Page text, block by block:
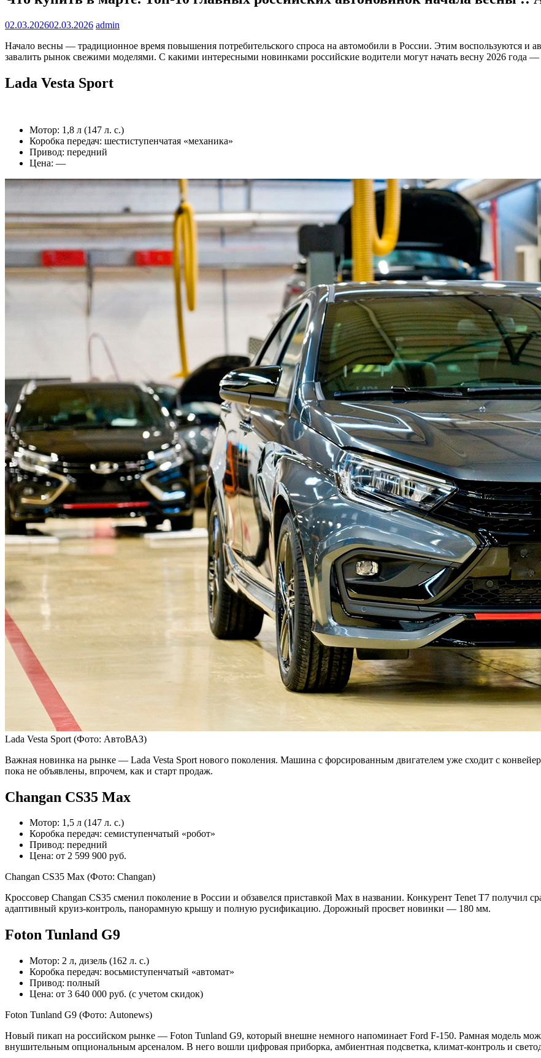
02.03.202602.03.2026 admin
Начало весны — традиционное время повышения потребительского спроса на автомобили в России. Этим воспользуются и
завалить рынок свежими моделями. С какими интересными новинками российские водители могут начать весну 2026 года —
Lada Vesta Sport
Мотор: 1,8 л (147 л. с.)
Коробка передач: шестиступенчатая «механика»
Привод: передний
Цена: —
Lada Vesta Sport (Фото: АвтоВАЗ)
Важная новинка на рынке — Lada Vesta Sport нового поколения. Машина с форсированным двигателем уже сходит с
пока не объявлены, впрочем, как и старт продаж.
Changan CS35 Max
Мотор: 1,5 л (147 л. с.)
Коробка передач: семиступенчатый «робот»
Привод: передний
Цена: от 2 599 900 руб.
Changan CS35 Max (Фото: Changan)
Кроссовер Changan CS35 сменил поколение в России и обзавелся приставкой Max в названии. Конкурент Tenet T7 получил
адаптивный круиз-контроль, панорамную крышу и полную русификацию. Дорожный просвет новинки — 180 мм.
Foton Tunland G9
Мотор: 2 л, дизель (162 л. с.)
Коробка передач: восьмиступенчатый «автомат»
Привод: полный
Цена: от 3 640 000 руб. (с учетом скидок)
Foton Tunland G9 (Фото: Autonews)
Новый пикап на российском рынке — Foton Tunland G9, который внешне немного напоминает Ford F-150. Рамная модель
внушительным опциональным арсеналом. В него вошли цифровая приборка, амбиентная подсветка, климат-контроль и